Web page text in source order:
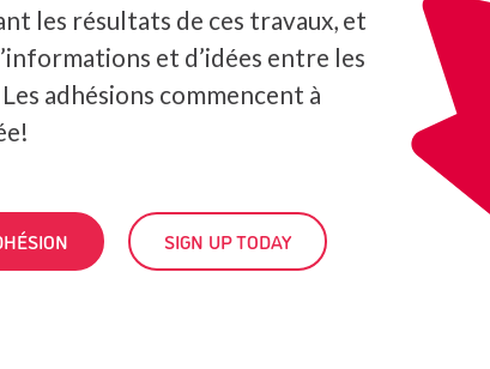
les résultats de ces travaux, et
et d’idées entre les
adhésions commencent à
SIGN UP TODAY